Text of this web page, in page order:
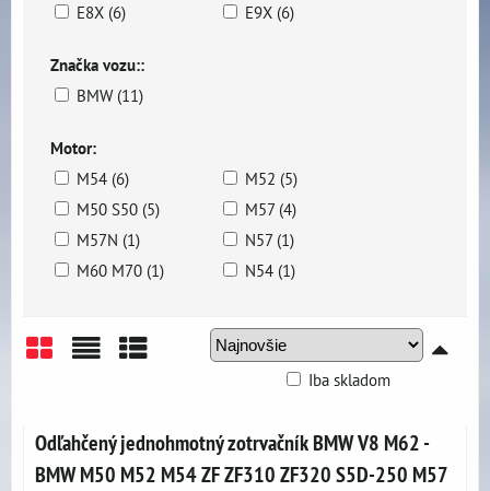
E8X (6)
E9X (6)
Značka vozu::
BMW (11)
Motor:
M54 (6)
M52 (5)
M50 S50 (5)
M57 (4)
M57N (1)
N57 (1)
M60 M70 (1)
N54 (1)
Iba skladom
Odľahčený jednohmotný zotrvačník BMW V8 M62 -
BMW M50 M52 M54 ZF ZF310 ZF320 S5D-250 M57